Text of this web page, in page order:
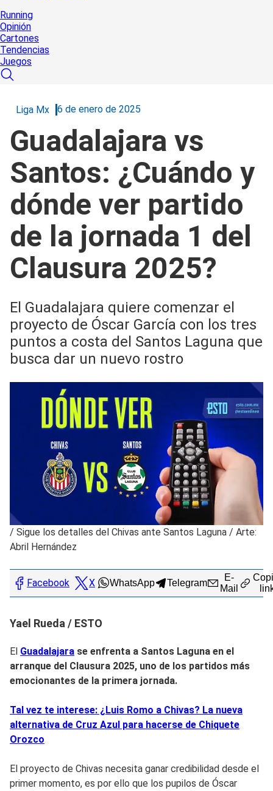
Running
Opinión
Cartones
Tendencias
Juegos
Liga Mx 6 de enero de 2025
Guadalajara vs
Santos: ¿Cuándo y
dónde ver partido
de la jornada 1 del
Clausura 2025?
El Guadalajara quiere comenzar el
proyecto de Óscar García con los tres
puntos a costa del Santos Laguna que
busca dar un nuevo rostro
/ Sigue los detalles del Chivas ante Santos Laguna / Arte:
Abril Hernández
Facebook X WhatsApp Telegram
E-
Mail
Yael Rueda / ESTO
El Guadalajara se enfrenta a Santos Laguna en el
arranque del Clausura 2025, uno de los partidos más
emocionantes de la primera jornada.
Tal vez te interese: ¿Luis Romo a Chivas? La nueva
alternativa de Cruz Azul para hacerse de Chiquete
Orozco
El proyecto de Chivas necesita ganar credibilidad desde el
primer momento, es por ello que los pupilos de Óscar